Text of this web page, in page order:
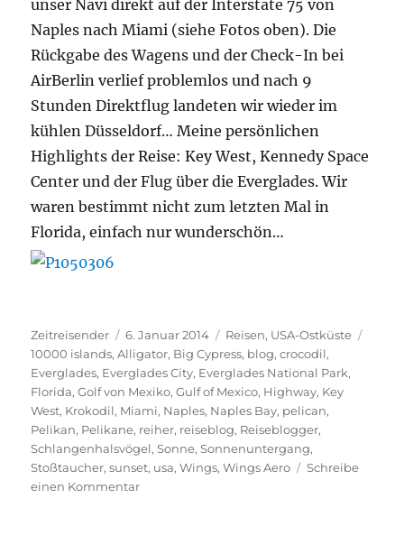
unser Navi direkt auf der Interstate 75 von
Naples nach Miami (siehe Fotos oben). Die
Rückgabe des Wagens und der Check-In bei
AirBerlin verlief problemlos und nach 9
Stunden Direktflug landeten wir wieder im
kühlen Düsseldorf… Meine persönlichen
Highlights der Reise: Key West, Kennedy Space
Center und der Flug über die Everglades. Wir
waren bestimmt nicht zum letzten Mal in
Florida, einfach nur wunderschön…
Autor
Zeitreisender
Veröffentlicht
am
6. Januar 2014 Kategorien
Reisen, USA-Ostküste
10000 islands,Alligator, Big Cypress, blog,crocodil,
Everglades, Everglades City, Everglades National Park,
Florida,Golf von Mexiko,Gulf of Mexico, Highway, Key
West, Krokodil, Miami, Naples, Naples Bay, pelican,
Pelikan, Pelikane, reiher, reiseblog, Reiseblogger,
Schlangenhalsvögel,Sonne,Sonnenuntergang,
Stoßtaucher,sunset, usa,Wings,Wings Aero
Schreibe
einen Kommentarzu